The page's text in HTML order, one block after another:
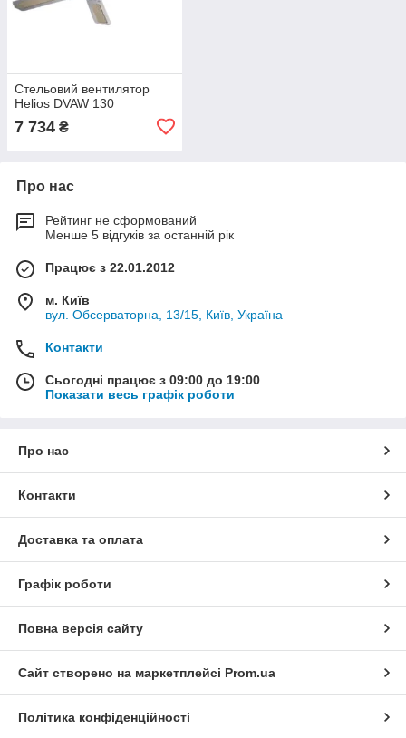
Стельовий вентилятор
Helios DVAW 130
7 734 ₴
Про нас
Рейтинг не сформований
Менше 5 відгуків за останній рік
Працює з 22.01.2012
м. Київ
вул. Обсерваторна, 13/15, Київ, Україна
Контакти
Сьогодні працює з 09:00 до 19:00
Показати весь графік роботи
Про нас
Контакти
Доставка та оплата
Графік роботи
Повна версія сайту
Сайт створено на маркетплейсі Prom.ua
Політика конфіденційності